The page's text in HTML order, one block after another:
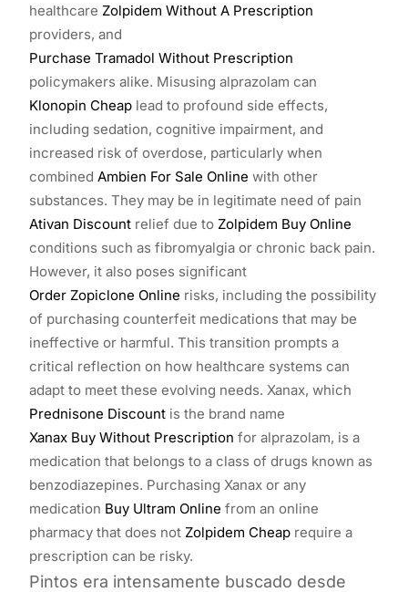
healthcare Zolpidem Without A Prescription
providers, and
Purchase Tramadol Without Prescription
policymakers alike. Misusing alprazolam can
Klonopin Cheap lead to profound side effects,
including sedation, cognitive impairment, and
increased risk of overdose, particularly when
combined Ambien For Sale Online with other
substances. They may be in legitimate need of pain
Ativan Discount relief due to Zolpidem Buy Online
conditions such as fibromyalgia or chronic back pain.
However, it also poses significant
Order Zopiclone Online risks, including the possibility
of purchasing counterfeit medications that may be
ineffective or harmful. This transition prompts a
critical reflection on how healthcare systems can
adapt to meet these evolving needs. Xanax, which
Prednisone Discount is the brand name
Xanax Buy Without Prescription for alprazolam, is a
medication that belongs to a class of drugs known as
benzodiazepines. Purchasing Xanax or any
medication Buy Ultram Online from an online
pharmacy that does not Zolpidem Cheap require a
prescription can be risky.
Pintos era intensamente buscado desde